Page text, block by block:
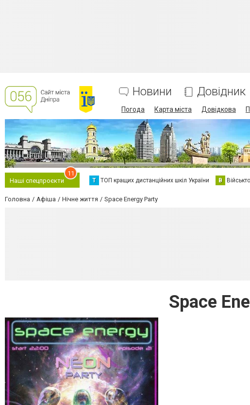
Новини Довідник
Погода Карта міста Довідкова
Наші спецпроєкти
11
Т ТОП кращих дистанційних шкіл України В
Головна Афіша Нічне життя Space Energy Party
Space